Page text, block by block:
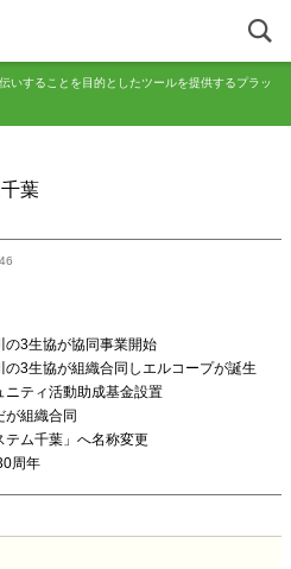
いすることを目的としたツールを提供するプラッ
葉
の3生協が協同事業開始
3生協が組織合同しエルコープが誕生
ニティ活動助成基金設置
が組織合同
テム千葉」へ名称変更
周年